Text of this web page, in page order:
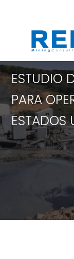
contenido
ESTUDIO
PARA
ESTADOS